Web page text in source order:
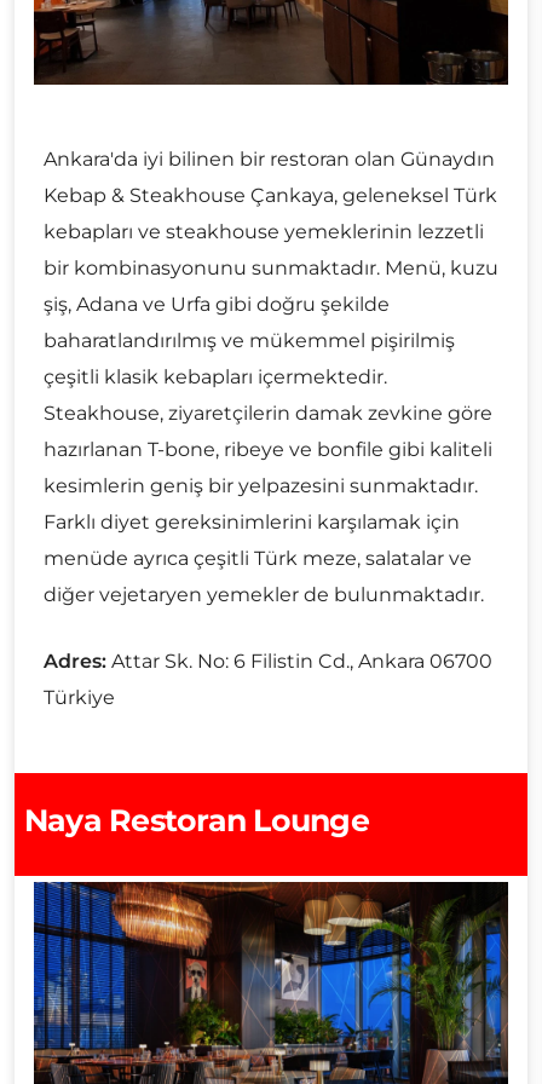
Ankara'da iyi bilinen bir restoran olan Günaydın
Kebap & Steakhouse Çankaya, geleneksel Türk
kebapları ve steakhouse yemeklerinin lezzetli
bir kombinasyonunu sunmaktadır. Menü, kuzu
şiş, Adana ve Urfa gibi doğru şekilde
baharatlandırılmış ve mükemmel pişirilmiş
çeşitli klasik kebapları içermektedir.
Steakhouse, ziyaretçilerin damak zevkine göre
hazırlanan T-bone, ribeye ve bonfile gibi kaliteli
kesimlerin geniş bir yelpazesini sunmaktadır.
Farklı diyet gereksinimlerini karşılamak için
menüde ayrıca çeşitli Türk meze, salatalar ve
diğer vejetaryen yemekler de bulunmaktadır.
Adres: Attar Sk. No: 6 Filistin Cd., Ankara 06700
Türkiye
Naya Restoran Lounge